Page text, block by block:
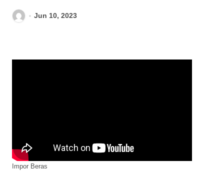
Jun 10, 2023
Impor Beras